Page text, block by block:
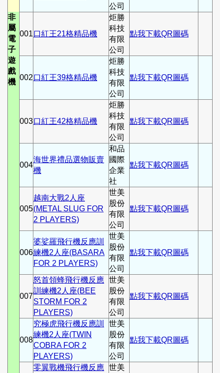
公司
非
屬
電
子
遊
戲
機
001口紅王21格精品機
炬勝
科技
有限
公司
點我下載QR圖碼
002口紅王39格精品機
炬勝
科技
有限
公司
點我下載QR圖碼
003口紅王42格精品機
炬勝
科技
有限
公司
點我下載QR圖碼
004
海世界禮品選物販賣
機
和品
國際
企業
社
點我下載QR圖碼
005
越南大戰2人座
(METAL SLUG FOR
2 PLAYERS)
世美
股份
有限
公司
點我下載QR圖碼
006
婆娑羅飛行機反應訓
練機2人座(BASARA
FOR 2 PLAYERS)
世美
股份
有限
公司
點我下載QR圖碼
007
怒首領蜂飛行機反應
訓練機2人座(BEE
STORM FOR 2
PLAYERS)
世美
股份
有限
公司
點我下載QR圖碼
008
究極虎飛行機反應訓
練機2人座(TWIN
COBRA FOR 2
PLAYERS)
世美
股份
有限
公司
點我下載QR圖碼
零翼戰機飛行機反應 世美